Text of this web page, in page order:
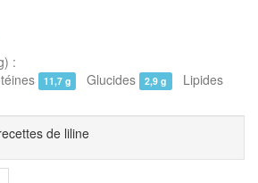
:
11,7 g Glucides 2,9 g Lipides
de liline